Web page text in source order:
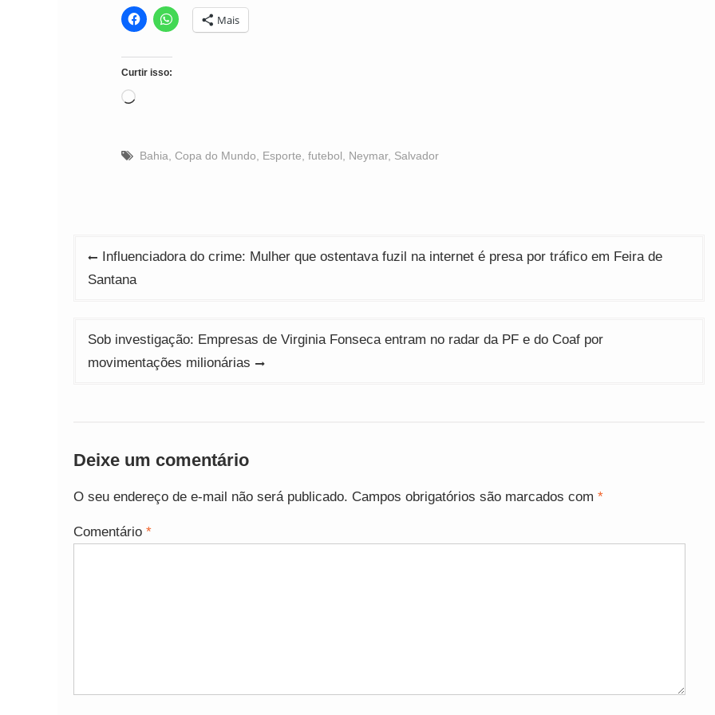
Mais
Curtir isso:
Carregando...
Bahia Copa do Mundo Esporte futebol Neymar, Salvador
Navegação
de
Influenciadora do crime: Mulher que ostentava fuzil na internet é presa por tráfico em Feira de
Santana
Sob investigação: Empresas de Virginia Fonseca entram no radar da PF e do Coaf por
movimentações milionárias
Deixe um comentário
O seu endereço de e-mail não será publicado. Campos obrigatórios são marcados com *
Comentário *